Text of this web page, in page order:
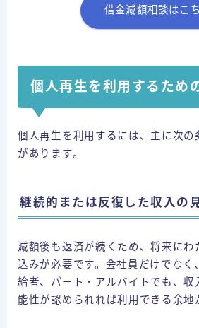
借金減額相談はこ
個人再生を利用するため
個人再生を利用するには、主に次の
があります。
継続的または反復した収入の
減額後も返済が続くため、将来にわ
込みが必要です。会社員だけでなく
給者、パート・アルバイトでも、収
能性が認められれば利用できる余地